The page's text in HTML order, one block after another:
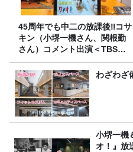
45周年でも中二の放課後‼コサ
キン（小堺一機さん、関根勤
さん）コメント出演＜TBSラ
ジオ番組審議会からのご報告
＞
わざわざ
小堺一機
オ！』放